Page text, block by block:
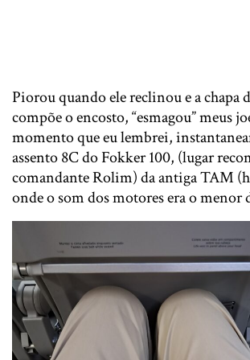
Piorou quando ele reclinou e a chapa
compõe o encosto, “esmagou” meus
momento que eu lembrei,
assento 8C do Fokker 100, (lugar
comandante Rolim) da antiga TAM
onde o som dos motores era o menor